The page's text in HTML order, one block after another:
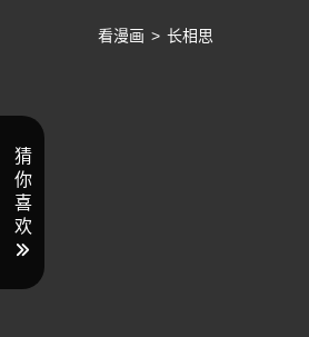
看漫画 > 长相思
猜
你
喜
欢